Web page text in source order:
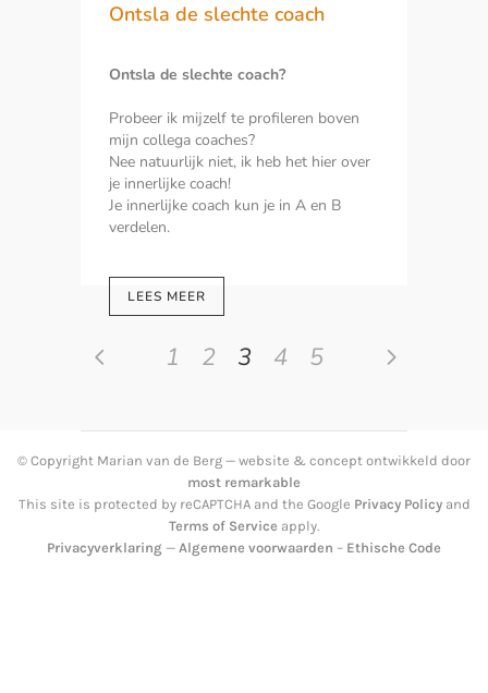
Ontsla de slechte coach
Ontsla de slechte coach?
Probeer ik mijzelf te profileren boven
mijn collega coaches?
Nee natuurlijk niet, ik heb het hier over
je innerlijke coach!
Je innerlijke coach kun je in A en B
verdelen.
LEES MEER
1 2 3 4 5
© Copyright Marian van de Berg — website & concept ontwikkeld door
most remarkable
This site is protected by reCAPTCHA and the Google Privacy Policyand
Terms of Service apply.
Privacyverklaring — Algemene voorwaarden – Ethische Code